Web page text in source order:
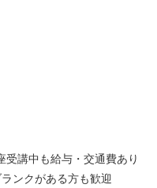
受講中も給与・交通費あり
ンクがある方も歓迎